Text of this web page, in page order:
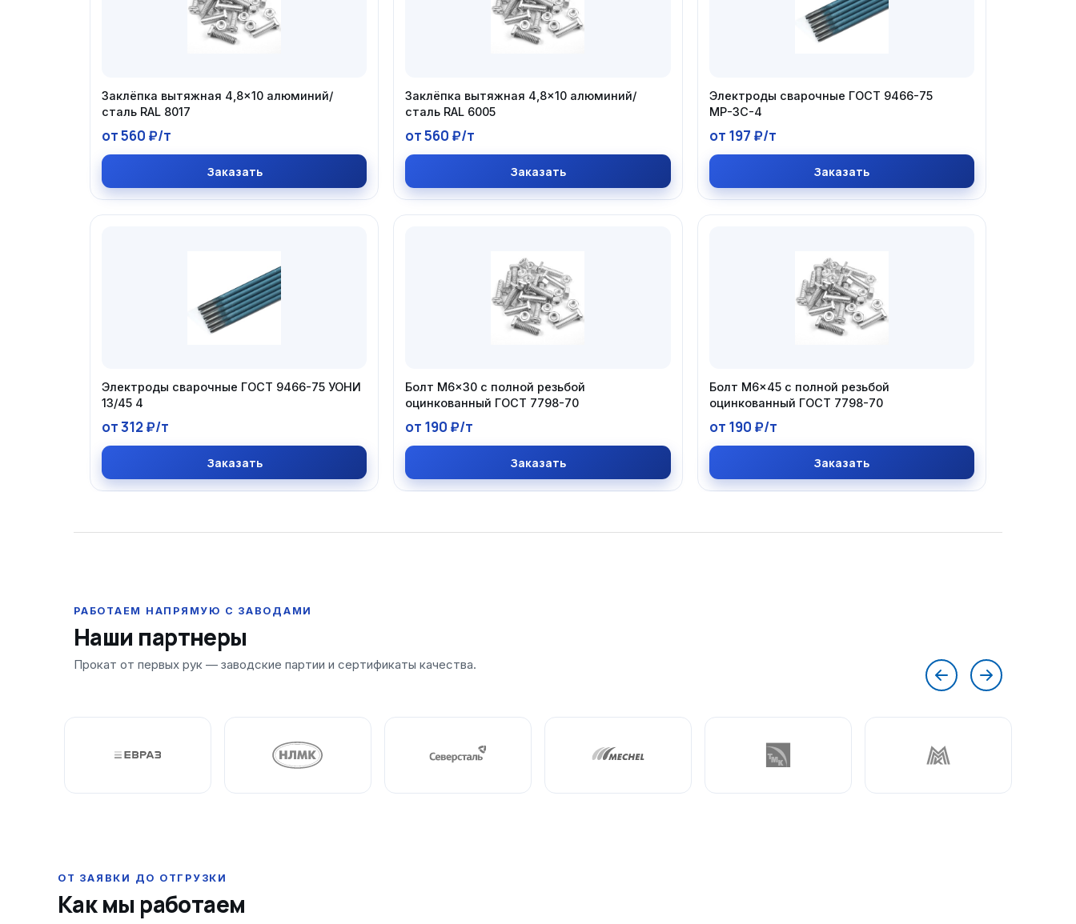
Заклёпка вытяжная 4,8×10 алюминий/
сталь RAL 8017
от 560 ₽/т
Заказать
Заклёпка вытяжная 4,8×10 алюминий/
сталь RAL 6005
от 560 ₽/т
Заказать
Электроды сварочные ГОСТ 9466-75
МР-3С-4
от 197 ₽/т
Заказать
Электроды сварочные ГОСТ 9466-75 УОНИ
13/45 4
от 312 ₽/т
Заказать
Болт М6×30 с полной резьбой
оцинкованный ГОСТ 7798-70
от 190 ₽/т
Заказать
Болт М6×45 с полной резьбой
оцинкованный ГОСТ 7798-70
от 190 ₽/т
Заказать
Наши партнеры
ОТ ЗАЯВКИ ДО ОТГРУЗКИ
Как мы работаем